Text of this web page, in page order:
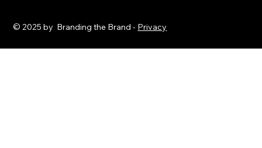
© 2025 by Branding the Brand - Privacy